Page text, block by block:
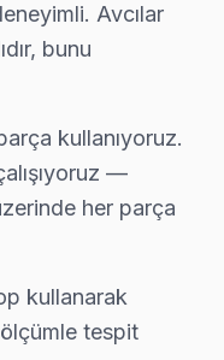
biri olup bölgemizdeki
Telefunken
taleplerini
2023 yılları
Verileri 2025
Avcılar
bunu
kullanıyoruz.
—
her parça
kullanarak
ölçümle tespit